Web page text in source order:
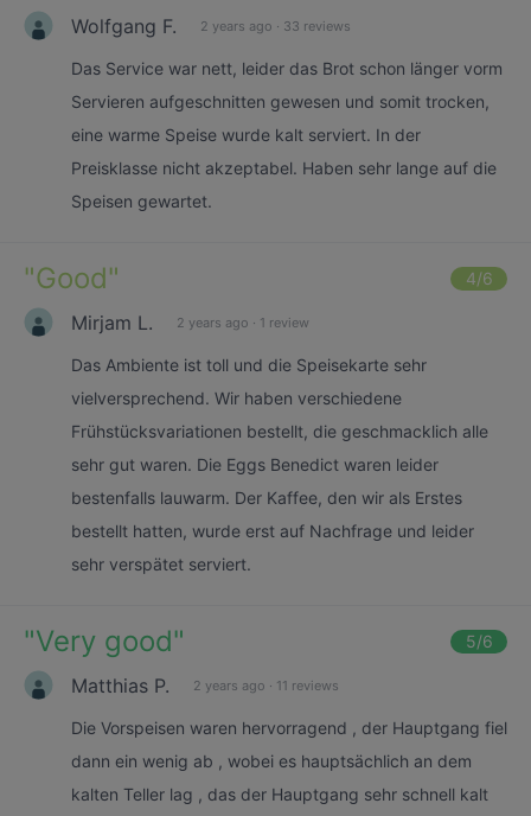
Wolfgang F. 2 years ago · 33 reviews
Das Service war nett, leider das Brot schon länger vorm
Servieren aufgeschnitten gewesen und somit trocken,
eine warme Speise wurde kalt serviert. In der
Preisklasse nicht akzeptabel. Haben sehr lange auf die
Speisen gewartet.
"Good" 4/6
Mirjam L. 2 years ago · 1 review
Das Ambiente ist toll und die Speisekarte sehr
vielversprechend. Wir haben verschiedene
Frühstücksvariationen bestellt, die geschmacklich alle
sehr gut waren. Die Eggs Benedict waren leider
bestenfalls lauwarm. Der Kaffee, den wir als Erstes
bestellt hatten, wurde erst auf Nachfrage und leider
sehr verspätet serviert.
"Very good" 5/6
Matthias P. 2 years ago · 11 reviews
Die Vorspeisen waren hervorragend , der Hauptgang fiel
dann ein wenig ab , wobei es hauptsächlich an dem
kalten Teller lag , das der Hauptgang sehr schnell kalt